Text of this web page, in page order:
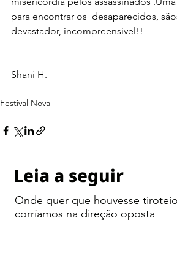
Leia a seguir
Onde quer que houvesse
corríamos na direção oposta
para encontrar os  desaparecidos,
devastador, incompreensível!!
Shani H.
Festival Nova